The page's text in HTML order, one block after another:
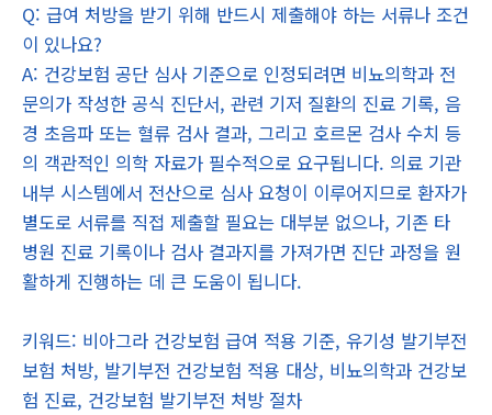
Q: 급여 처방을 받기 위해 반드시 제출해야 하는 서류나 조건
이 있나요?
A: 건강보험 공단 심사 기준으로 인정되려면 비뇨의학과 전
문의가 작성한 공식 진단서, 관련 기저 질환의 진료 기록, 음
경 초음파 또는 혈류 검사 결과, 그리고 호르몬 검사 수치 등
의 객관적인 의학 자료가 필수적으로 요구됩니다. 의료 기관
내부 시스템에서 전산으로 심사 요청이 이루어지므로 환자가
별도로 서류를 직접 제출할 필요는 대부분 없으나, 기존 타
병원 진료 기록이나 검사 결과지를 가져가면 진단 과정을 원
활하게 진행하는 데 큰 도움이 됩니다.
키워드: 비아그라 건강보험 급여 적용 기준, 유기성 발기부전
보험 처방, 발기부전 건강보험 적용 대상, 비뇨의학과 건강보
험 진료, 건강보험 발기부전 처방 절차